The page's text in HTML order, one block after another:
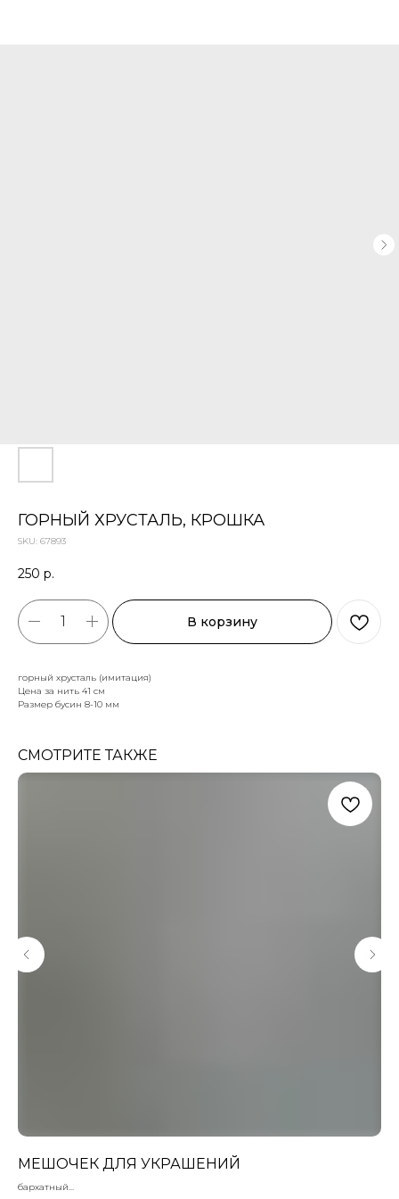
ГОРНЫЙ ХРУСТАЛЬ, КРОШКА
SKU: 67893
250 р.
В корзину
горный хрусталь (имитация)
Цена за нить 41 см
Размер бусин 8-10 мм
СМОТРИТЕ ТАКЖЕ
МЕШОЧЕК ДЛЯ УКРАШЕНИЙ
бархатный